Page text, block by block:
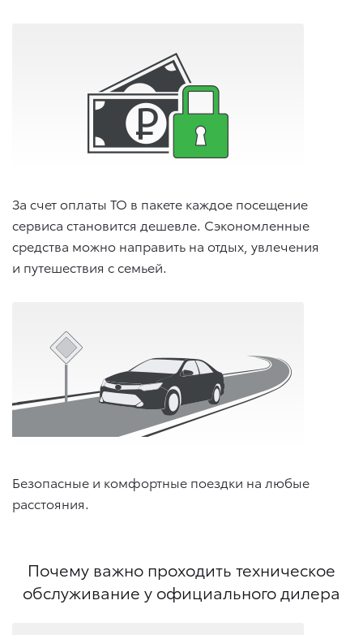
За счет оплаты ТО в пакете каждое посещение
сервиса становится дешевле. Сэкономленные
средства можно направить на отдых, увлечения
и путешествия с семьей.
Безопасные и комфортные поездки на любые
расстояния.
Почему важно проходить техническое
обслуживание у официального дилера